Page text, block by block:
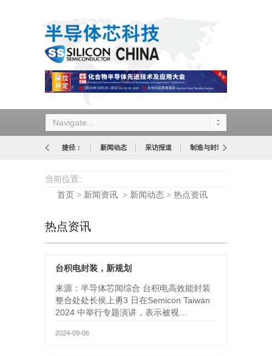
Navigate...
捷径： 新闻动态 采访报道 制造与封装
当前位置:
首页 > 新闻资讯 > 新闻动态 > 热点资讯
热点资讯
台积电封装，新规划
来源：半导体芯闻综合 台积电高效能封装
整合处处长侯上勇3 日在Semicon Taiwan
2024 中举行专题演讲，表示被视…
2024-09-06